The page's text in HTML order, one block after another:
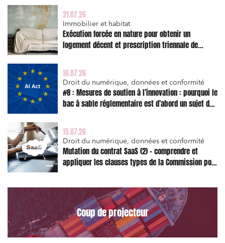
21.07.26
Immobilier et habitat
Exécution forcée en nature pour obtenir un
logement décent et prescription triennale de
16.07.26
Droit du numérique, données et conformité
#8 : Mesures de soutien à l’innovation : pourquoi le
bac à sable réglementaire est d’abord un sujet de
15.07.26
Droit du numérique, données et conformité
Mutation du contrat SaaS (2) – comprendre et
appliquer les clauses types de la Commission pour
Coup de projecteur
Associations et acteurs de l’économie sociale et
solidaire
Media et édition
Immobilier et habitat
Entreprises du numérique
Établissements financiers
Mobilité et transport
Règlement des litiges
Droit du numérique, données et conformité
Relations sociales et droit du travail
Commande publique
Projets immobiliers
Environnement